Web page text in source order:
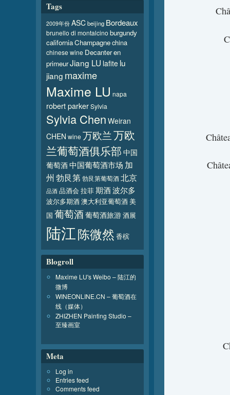
Tags
2009年份 ASCbeijing Bordeaux
brunello di montalcinoburgundy
californiaChampagnechina
chinese wine Decanteren
primeurJiang LU lafite lu
jiang maxime
Maxime LU napa
robert parkerSylvia
Sylvia Chen Weiran
CHEN wine万欧兰万欧
兰葡萄酒俱乐部中国
葡萄酒中国葡萄酒市场 加
州 勃艮第勃艮第葡萄酒北京
品酒品酒会 拉菲期酒波尔多
波尔多期酒澳大利亚葡萄酒美
国 葡萄酒葡萄酒旅游酒展
陆江陈微然 香槟
Blogroll
Maxime LU's Weibo – 陆江的
微博
WINEONLINE.CN – 葡萄酒在
线（媒体）
ZHIZHEN Painting Studio –
至臻画室
Meta
Log in
Entries feed
Comments feed